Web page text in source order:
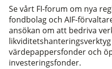
Se vårt FI-forum om nya
fondbolag och AIF-
ansökan om att bedriva
värdepappersfonder och
investeringsfonder.